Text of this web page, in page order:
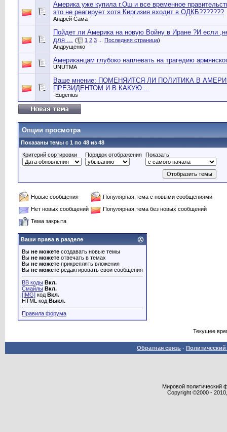
Америка уже купила г.Ош и все временное
это не реагирует хотя Киргизия входит в ОДКБ???????
Андрей Сама
Пойдет ли Америка на новую Войну в Иране ?И если
для ... ( 1 2 3 Последняя страница)
Андрущенко
Американцам глубоко наплевать на трагедию
UNUTMA
Ваше мнение: ПОМЕНЯИТСЯ ЛИ ПОЛИТИКА В
ПРЕЗИДЕНТОМ И В КАКУЮ ...
-Eugenius
Опции просмотра
Показаны темы с 1 по 48 из 48
Критерий сортировки
Порядок отображения Показать
Новые сообщения
Популярная тема с новыми сообщениями
Нет новых сообщений
Популярная тема без новых сообщений
Тема закрыта
Ваши права в разделе
Вы не можете создавать новые темы
Вы не можете отвечать в темах
Вы не можете прикреплять вложения
Вы не можете редактировать свои сообщения
BB коды Вкл.
Смайлы Вкл.
[IMG] код Вкл.
HTML код Выкл.
Правила форума
Текущее
Обратная связь -
Мировой политический
Copyright ©2000 -